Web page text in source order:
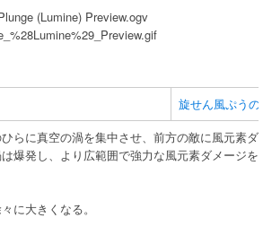
(Lumine) Preview.ogv
旋せん風ぷう
らに真空の渦を集中させ、前方の敵に風元素
爆発し、より広範囲で強力な風元素ダメージを
に大きくなる。